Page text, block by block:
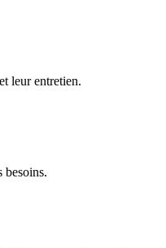
leur entretien.
besoins.